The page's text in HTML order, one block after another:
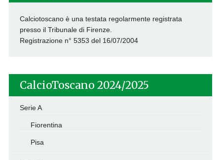
Calciotoscano è una testata regolarmente registrata
presso il Tribunale di Firenze.
Registrazione n° 5353 del 16/07/2004
CalcioToscano 2024/2025
Serie A
Fiorentina
Pisa